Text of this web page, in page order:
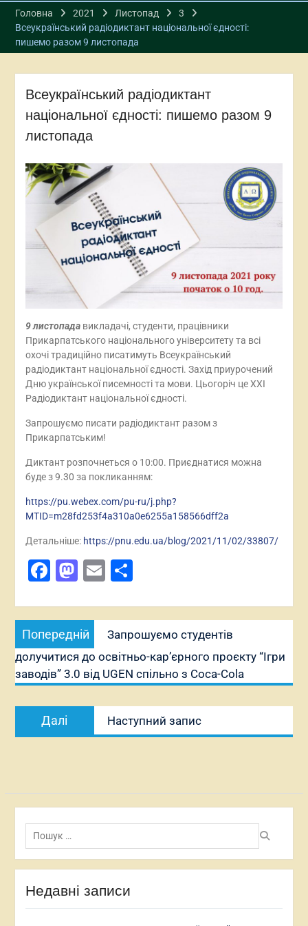
Головна 2021 Листопад
3
Всеукраїнський радіодиктант національної єдності:
пишемо разом 9 листопада
Всеукраїнський радіодиктант
національної єдності: пишемо разом 9
листопада
9 листопадавикладачі, студенти, працівники
Прикарпатського національного університету та всі
охочі традиційно писатимуть Всеукраїнський
радіодиктант національної єдності. Захід приурочений
Дню української писемності та мови. Цьогоріч це ХХІ
Радіодиктант національної єдності.
Запрошуємо писати радіодиктант разом з
Прикарпатським!
Диктант розпочнеться о 10:00. Приєднатися можна
буде з 9.30 за покликанням:
https://pu.webex.com/pu-ru/j.php?
MTID=m28fd253f4a310a0e6255a158566dff2a
Детальніше: https://pnu.edu.ua/blog/2021/11/02/33807/
Facebook
Mastodon
EmailПоділитися
Навігація
записів
Попередній
запис:
Запрошуємо студентів
долучитися до освітньо-кар’єрного проєкту “Ігри
заводів” 3.0 від UGEN спільно з Coca-Cola
Далі
запис:
Наступний запис
Пошук:
Недавні записи